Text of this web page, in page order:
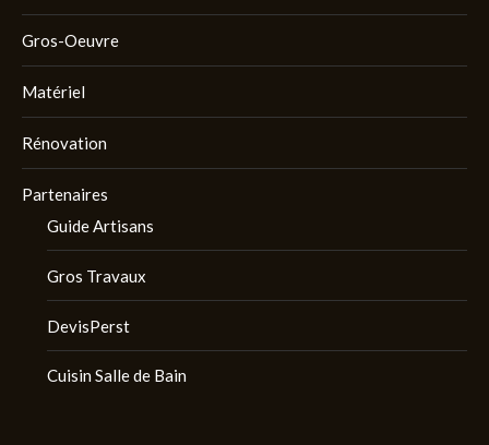
Gros-Oeuvre
Matériel
Rénovation
Partenaires
Guide Artisans
Gros Travaux
DevisPerst
Cuisin Salle de Bain